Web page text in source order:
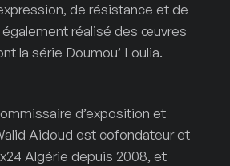
de résistance et de
également réalisé des œuvres
la série Doumou’ Loulia.
d’exposition et
Aidoud est cofondateur et
Algérie depuis 2008, et